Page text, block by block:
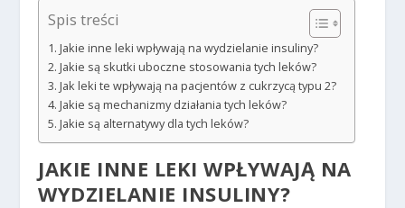
Spis treści
Jakie inne leki wpływają na wydzielanie insuliny?
Jakie są skutki uboczne stosowania tych leków?
Jak leki te wpływają na pacjentów z cukrzycą typu 2?
Jakie są mechanizmy działania tych leków?
Jakie są alternatywy dla tych leków?
JAKIE INNE LEKI WPŁYWAJĄ NA
WYDZIELANIE INSULINY?